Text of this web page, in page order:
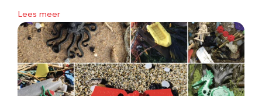
Lees meer